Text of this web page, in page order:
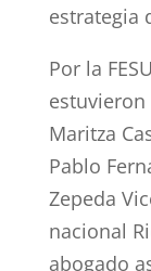
estrategia
Por la
Maritza
Pablo
Zepeda
nacional
abogado